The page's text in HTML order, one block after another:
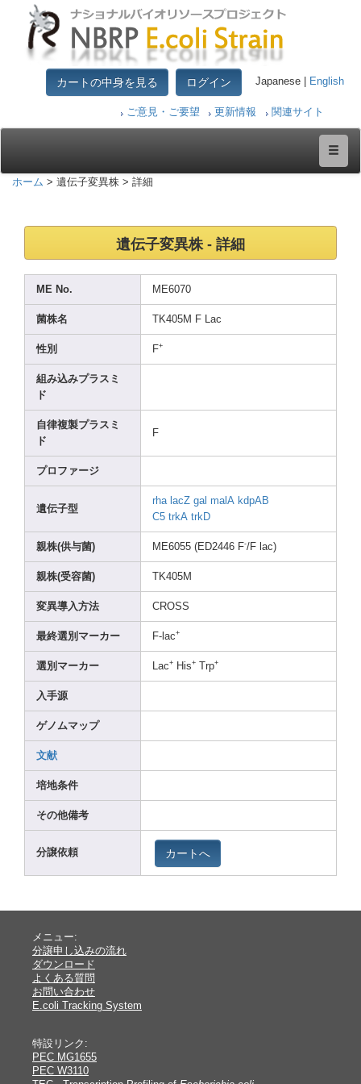
カートの中身を見る ログイン Japanese | English
ご意見・ご要望 更新情報 関連サイト
ホーム > 遺伝子変異株 > 詳細
遺伝子変異株 - 詳細
ME No. ME6070
菌株名 TK405M F Lac
性別 F+
組み込みプラスミ
ド
自律複製プラスミ
ド
F
プロファージ
遺伝子型
rha lacZ gal malA kdpAB
C5 trkA trkD
親株(供与菌) ME6055 (ED2446 F-/F lac)
親株(受容菌) TK405M
変異導入方法 CROSS
最終選別マーカー F-lac+
選別マーカー Lac+ His+ Trp+
入手源
ゲノムマップ
文献
培地条件
その他備考
分譲依頼 カートへ
メニュー:
分譲申し込みの流れ
ダウンロード
よくある質問
お問い合わせ
E.coli Tracking System
特設リンク:
PEC MG1655
PEC W3110